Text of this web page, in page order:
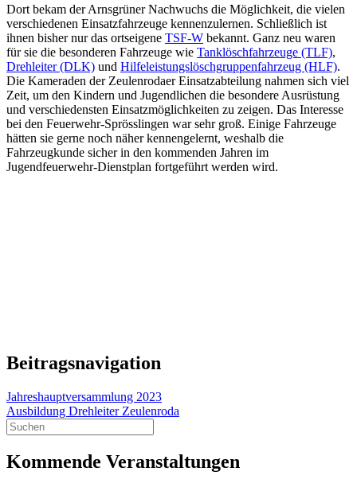
Dort bekam der Arnsgrüner Nachwuchs die Möglichkeit, die vielen
verschiedenen Einsatzfahrzeuge kennenzulernen. Schließlich ist
ihnen bisher nur das ortseigene TSF-W bekannt. Ganz neu waren
für sie die besonderen Fahrzeuge wie Tanklöschfahrzeuge (TLF),
Drehleiter (DLK) und Hilfeleistungslöschgruppenfahrzeug (HLF).
Die Kameraden der Zeulenrodaer Einsatzabteilung nahmen sich viel
Zeit, um den Kindern und Jugendlichen die besondere Ausrüstung
und verschiedensten Einsatzmöglichkeiten zu zeigen. Das Interesse
bei den Feuerwehr-Sprösslingen war sehr groß. Einige Fahrzeuge
hätten sie gerne noch näher kennengelernt, weshalb die
Fahrzeugkunde sicher in den kommenden Jahren im
Jugendfeuerwehr-Dienstplan fortgeführt werden wird.
Beitragsnavigation
Jahreshauptversammlung 2023
Ausbildung Drehleiter Zeulenroda
Kommende Veranstaltungen